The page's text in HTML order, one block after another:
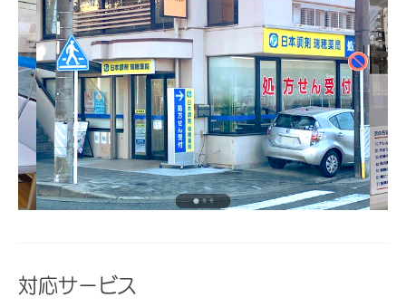
対応サービス